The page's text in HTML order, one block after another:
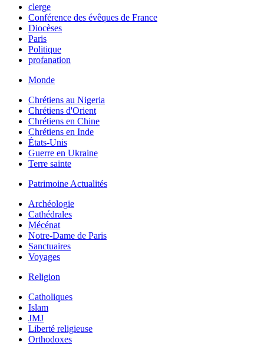
clerge
Conférence des évêques de France
Diocèses
Paris
Politique
profanation
Monde
Chrétiens au Nigeria
Chrétiens d'Orient
Chrétiens en Chine
Chrétiens en Inde
États-Unis
Guerre en Ukraine
Terre sainte
Patrimoine Actualités
Archéologie
Cathédrales
Mécénat
Notre-Dame de Paris
Sanctuaires
Voyages
Religion
Catholiques
Islam
JMJ
Liberté religieuse
Orthodoxes